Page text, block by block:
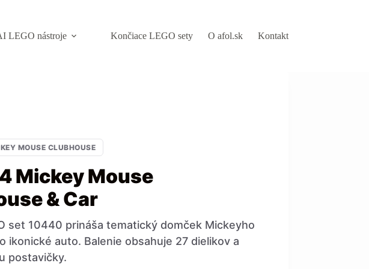
LEGO nástroje Končiace LEGO sety O afol.sk Kontakt
MOUSE CLUBHOUSE
Mickey Mouse
& Car
set 10440 prináša tematický domček Mickeyho
ikonické auto. Balenie obsahuje 27 dielikov a
postavičky.